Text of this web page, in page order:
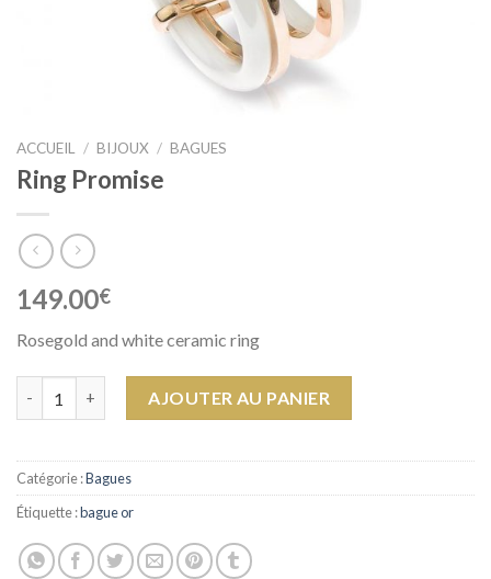
ACCUEIL / BIJOUX / BAGUES
Ring Promise
149.00€
Rosegold and white ceramic ring
AJOUTER AU PANIER
Catégorie :Bagues
Étiquette :bague or